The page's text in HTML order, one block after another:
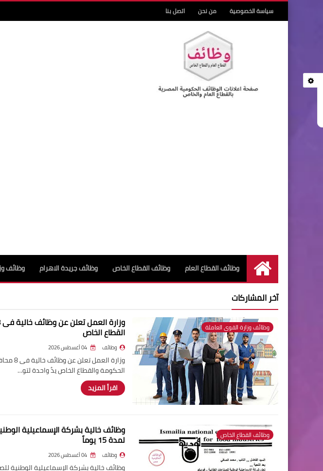
سياسة الخصوصية من نحن اتصل بنا
الرئيسية
وظائف القطاع العام وظائف القطاع الخاص وظائف جريدة الاهرام وظائف
آخر المشاركات
وظائف وزارة القوى العاملة القطاع الخاص
وظائف
وزارة
الحكومة والقطاع الخاص يدٌ واحدة لتو…
اقرأ المزيد
وظائف القطاع الخاص وظائف خالية بشركة الإسماعيلية
لمدة 15 يوماً
وظائف